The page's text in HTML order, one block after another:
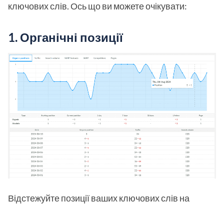
ключових слів. Ось що ви можете очікувати:
1. Органічні позиції
Відстежуйте позиції ваших ключових слів на